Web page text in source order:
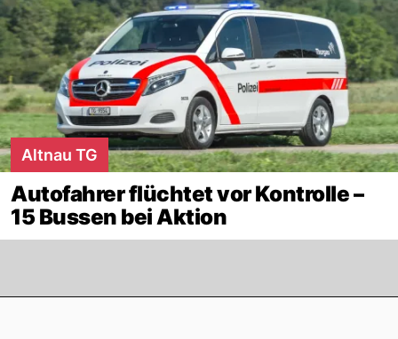
Altnau TG
Autofahrer flüchtet vor Kontrolle –
15 Bussen bei Aktion